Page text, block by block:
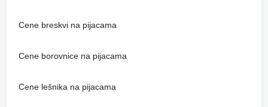
Cene breskvi na pijacama
Cene borovnice na pijacama
Cene lešnika na pijacama